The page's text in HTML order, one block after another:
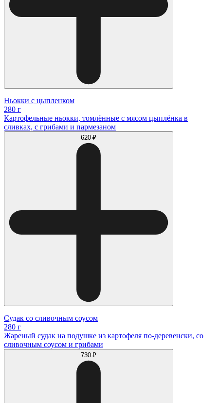
Ньокки с цыпленком
280 г
Картофельные ньокки, томлённые с мясом цыплёнка в
сливках, с грибами и пармезаном
620 ₽
Судак со сливочным соусом
280 г
Жареный судак на подушке из картофеля по-деревенски, со
сливочным соусом и грибами
730 ₽